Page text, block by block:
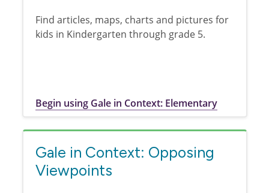
Find articles, maps, charts and pictures for
kids in Kindergarten through grade 5.
Begin using Gale in Context: Elementary
Gale in Context: Opposing
Viewpoints